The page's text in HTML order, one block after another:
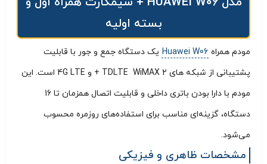
بسته اولیه
مودم همراه Huawei W06 یک دستگاه جمع‌ و جور با قابلیت
پشتیبانی از شبکه‌ های TDLTE WiMAX 2 + و 4G LTE است. این
مودم با دارا بودن باتری داخلی و قابلیت اتصال همزمان تا 16
دستگاه، گزینه‌ای مناسب برای استفاده‌های روزمره محسوب
می‌شود.
مشخصات ظاهری و فیزیکی